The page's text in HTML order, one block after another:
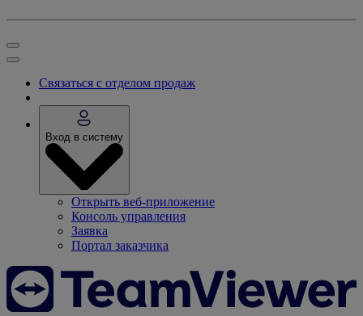
Связаться с отделом продаж
Вход в систему
Открыть веб-приложение
Консоль управления
Заявка
Портал заказчика